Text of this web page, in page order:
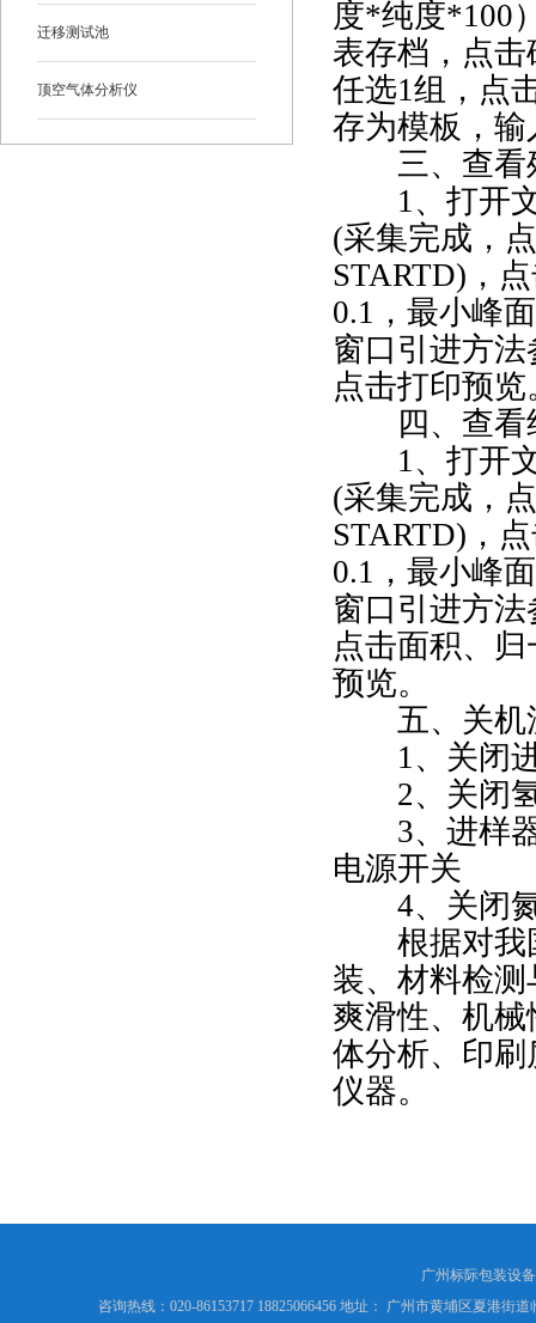
迁移测试池
顶空气体分析仪
度*纯度*100
表存档，点
任选1组，点
存为模板，
三、查看
1、打开
(采集完成，
STARTD)，
0.1，最小峰
窗口引进方
点击打印预览
四、查看
1、打开
(采集完成，
STARTD)，
0.1，最小峰
窗口引进方
点击面积、
预览。
五、关机
1、关闭
2、关闭
3、进样
电源开关
4、关闭
根据对我国
装、材料检
爽滑性、机
体分析、印
仪器。
广州标际包装设
咨询热线：020-86153717 18825066456 地址： 广州市黄埔区夏港街